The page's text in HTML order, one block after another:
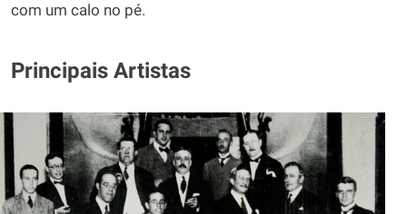
com um calo no pé.
Principais Artistas